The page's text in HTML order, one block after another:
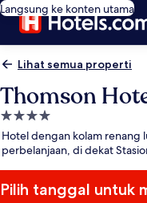
Langsung ke konten utama
Lihat semua properti
Thomson
Properti
bintang
4.0
Hotel dengan kolam renang
perbelanjaan, di dekat
Pilih tanggal untuk